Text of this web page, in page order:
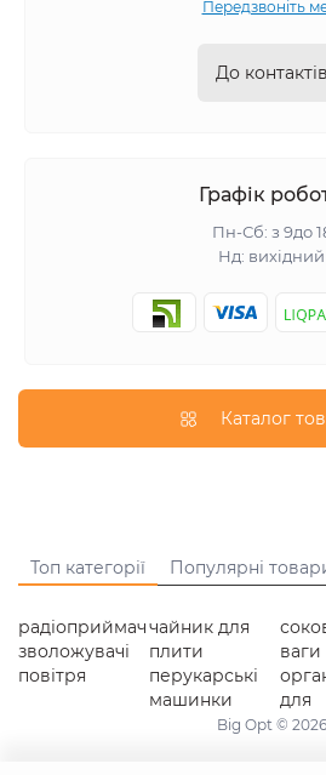
Передзвоніть
До контактів
Графік
Пн-Сб: з 9до
Нд: вихідний
Каталог
Топ категорії Популярні
радіоприймач
зволожувачі
повітря
чайник для
плити
перукарські
машинки
ваги
для
Big Opt © 2026